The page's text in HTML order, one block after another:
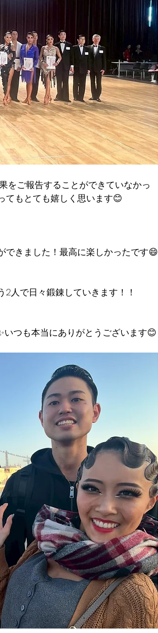
をご報告することができていなかっ
てもとても嬉しく思います😊
できました！最高に楽しかったです😄
人で日々鍛錬していきます！！
つも本当にありがとうございます😊